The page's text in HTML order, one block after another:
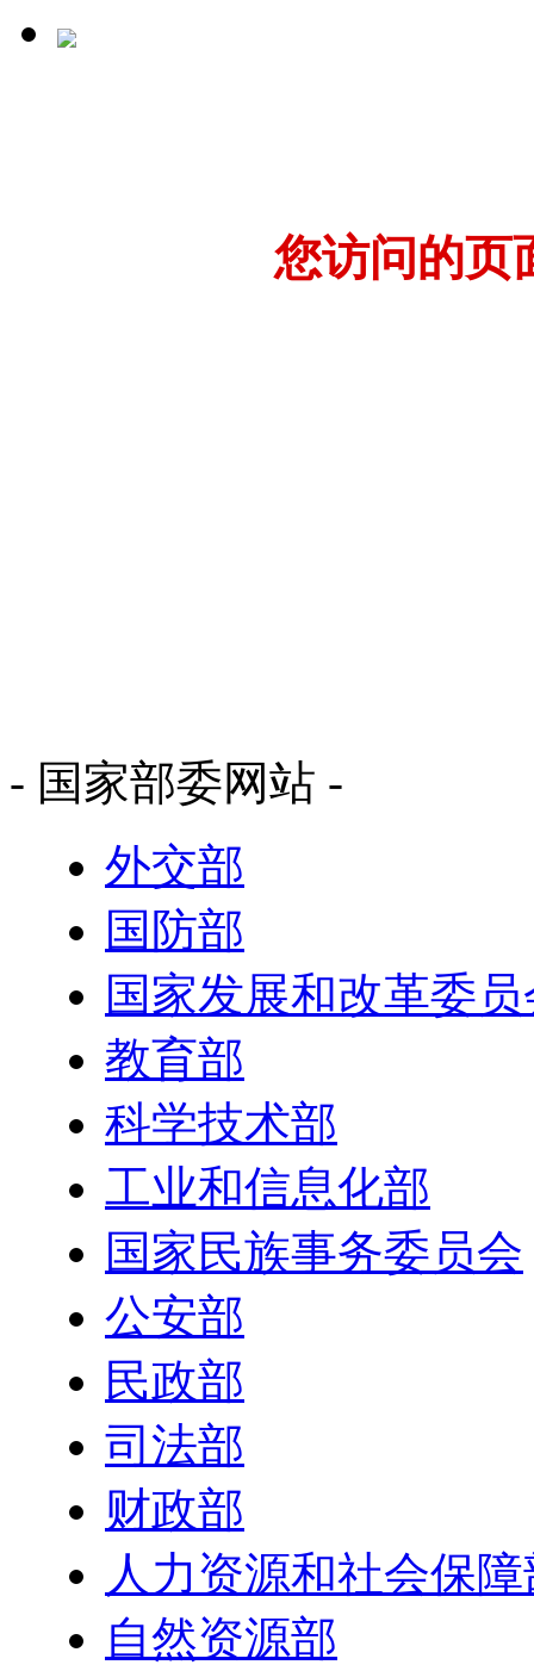
您访问的页
- 国家部委网站 -
外交部
国防部
国家发展和改革委
教育部
科学技术部
工业和信息化部
国家民族事务委员会
公安部
民政部
司法部
财政部
人力资源和社会保
自然资源部